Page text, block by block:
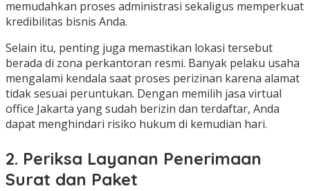
memudahkan proses administrasi sekaligus memperkuat
kredibilitas bisnis Anda.
Selain itu, penting juga memastikan lokasi tersebut
berada di zona perkantoran resmi. Banyak pelaku usaha
mengalami kendala saat proses perizinan karena alamat
tidak sesuai peruntukan. Dengan memilih jasa virtual
office Jakarta yang sudah berizin dan terdaftar, Anda
dapat menghindari risiko hukum di kemudian hari.
2. Periksa Layanan Penerimaan
Surat dan Paket